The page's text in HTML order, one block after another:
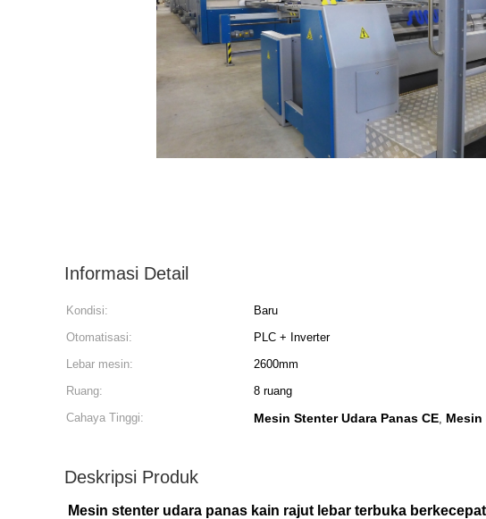
Informasi Detail
Kondisi: Baru
Otomatisasi:
PLC + Inverter
Lebar mesin:
2600mm
Ruang:
8 ruang
Cahaya Tinggi:
Mesin Stenter Udara Panas CE, Mesin
Deskripsi Produk
Mesin stenter udara panas kain rajut lebar terbuka